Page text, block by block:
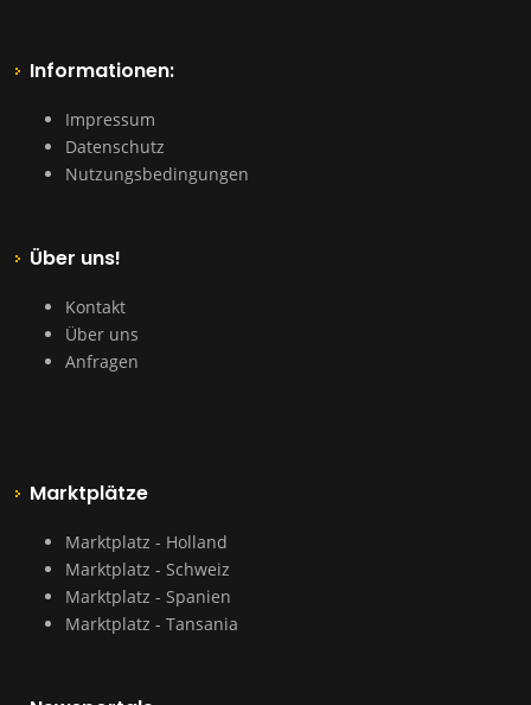
Informationen:
Impressum
Datenschutz
Nutzungsbedingungen
Über uns!
Kontakt
Über uns
Anfragen
Marktplätze
Marktplatz - Holland
Marktplatz - Schweiz
Marktplatz - Spanien
Marktplatz - Tansania